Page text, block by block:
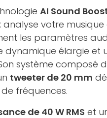
AI Sound
analyse votre
les paramètres
dynamique élargie et
système composé
tweeter de 20 mm
fréquences.
de 40 W RMS et